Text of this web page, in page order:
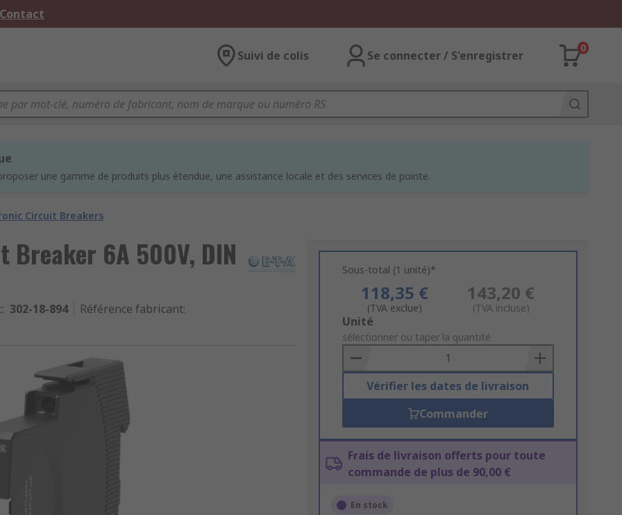
Suivi de colis Se connecter / S'enregistrer
0
une gamme de produits plus étendue, une assistance locale et des services de pointe.
Circuit Breakers
Breaker 6A 500V, DIN
: 302-18-894 Référence fabricant:
Sous-total (1 unité)*
118,35 €
(TVA exclue)
143,20 €
(TVA incluse)
Add
to
Basket
Unité
sélectionner ou taper la quantité
Vérifier les dates de livraison
Commander
Frais de livraison offerts pour toute
commande de plus de 90,00 €
En stock